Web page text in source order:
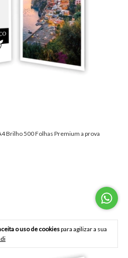
o uso de cookiespara agilizar a sua
Brilho 500 Folhas Premium a prova